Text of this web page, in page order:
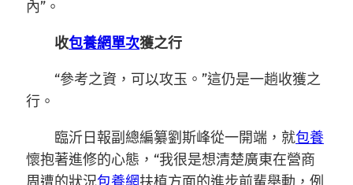
內”。
收包養網單次獲之行
“參考之資，可以攻玉。”這仍是一趟收獲之
行。
臨沂日報副總編纂劉斯峰從一開端，就包養
懷抱著進修的心態，“我很是想清楚廣東在營商